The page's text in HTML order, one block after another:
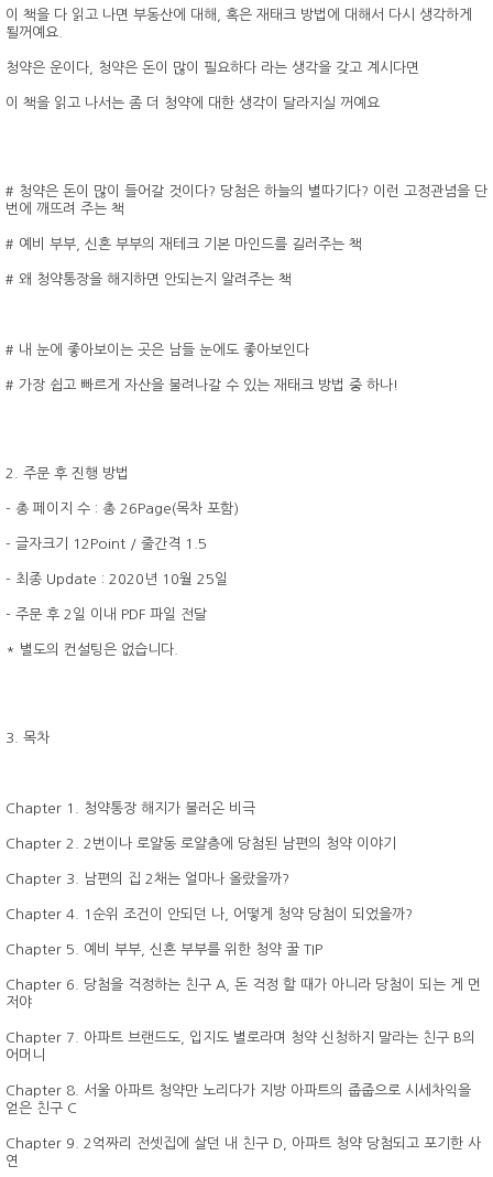
이 책을 다 읽고 나면 부동산에 대해, 혹은 재태크 방법에 대해서 다시 생각하게
될꺼예요.
청약은 운이다, 청약은 돈이 많이 필요하다 라는 생각을 갖고 계시다면
이 책을 읽고 나서는 좀 더 청약에 대한 생각이 달라지실 꺼예요
# 청약은 돈이 많이 들어갈 것이다? 당첨은 하늘의 별따기다? 이런 고정관념을 단
번에 깨뜨려 주는 책
# 예비 부부, 신혼 부부의 재테크 기본 마인드를 길러주는 책
# 왜 청약통장을 해지하면 안되는지 알려주는 책
# 내 눈에 좋아보이는 곳은 남들 눈에도 좋아보인다
# 가장 쉽고 빠르게 자산을 불려나갈 수 있는 재태크 방법 중 하나!
2. 주문 후 진행 방법
- 총 페이지 수 : 총 26Page(목차 포함)
- 글자크기 12Point / 줄간격 1.5
- 최종 Update : 2020년 10월 25일
- 주문 후 2일 이내 PDF 파일 전달
* 별도의 컨설팅은 없습니다.
3. 목차
Chapter 1. 청약통장 해지가 불러온 비극
Chapter 2. 2번이나 로얄동 로얄층에 당첨된 남편의 청약 이야기
Chapter 3. 남편의 집 2채는 얼마나 올랐을까?
Chapter 4. 1순위 조건이 안되던 나, 어떻게 청약 당첨이 되었을까?
Chapter 5. 예비 부부, 신혼 부부를 위한 청약 꿀 TIP
Chapter 6. 당첨을 걱정하는 친구 A, 돈 걱정 할 때가 아니라 당첨이 되는 게 먼
저야
Chapter 7. 아파트 브랜드도, 입지도 별로라며 청약 신청하지 말라는 친구 B의
어머니
Chapter 8. 서울 아파트 청약만 노리다가 지방 아파트의 줍줍으로 시세차익을
얻은 친구 C
Chapter 9. 2억짜리 전셋집에 살던 내 친구 D, 아파트 청약 당첨되고 포기한 사
연